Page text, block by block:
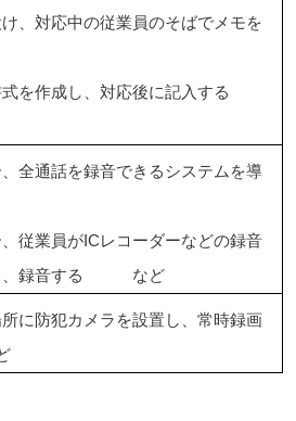
け、対応中の従業員のそばでメモを
式を作成し、対応後に記入する
、全通話を録音できるシステムを導
、従業員がICレコーダーなどの録音
、録音する など
所に防犯カメラを設置し、常時録画